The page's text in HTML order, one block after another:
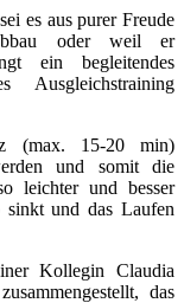
es aus purer Freude
oder weil er
ein begleitendes
(max. 15-20 min)
und somit die
leichter und besser
sinkt und das Laufen
Kollegin Claudia
das